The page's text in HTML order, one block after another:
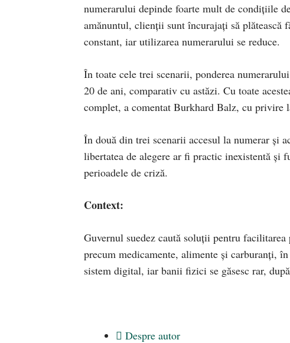
numerarului depinde foarte mult de condițiile
amănuntul, clienții sunt încurajați să plătească
constant, iar utilizarea numerarului se reduce.
În toate cele trei scenarii, ponderea
20 de ani, comparativ cu astăzi. Cu toate
complet, a comentat Burkhard Balz, cu privire
În două din trei scenarii accesul la numerar și
libertatea de alegere ar fi practic inexistentă
perioadele de criză.
Context:
Guvernul suedez caută soluții pentru
precum medicamente, alimente și carburanți,
sistem digital, iar banii fizici se găsesc rar,
Despre autor